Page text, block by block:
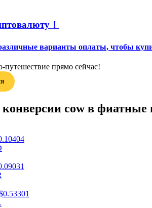
начинающих по фьючерсам
！
варианты оплаты, чтобы
путешествие прямо сейчас!
cow в
0.53301